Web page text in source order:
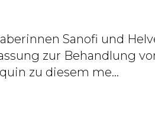
Sanofi und
zur Behandlung
zu diesem me...